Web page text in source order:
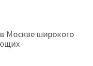
Москве широкого